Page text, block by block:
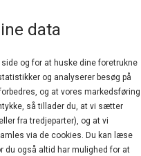
data
og for at huske dine foretrukne
og analyserer besøg på
og at vores markedsføring
så tillader du, at vi sætter
fra tredjeparter), og at vi
via de cookies. Du kan læse
du også altid har mulighed for at